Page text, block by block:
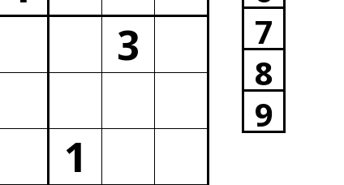
3
1
7
8
9